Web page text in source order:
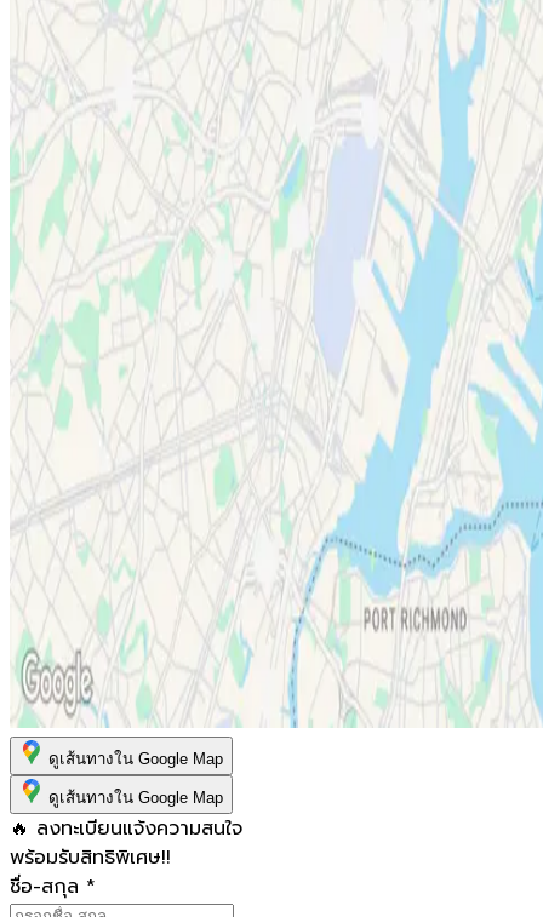
ดูเส้นทางใน Google Map
ดูเส้นทางใน Google Map
🔥 ลงทะเบียนแจ้งความสนใจ
พร้อมรับสิทธิพิเศษ!!
ชื่อ-สกุล *